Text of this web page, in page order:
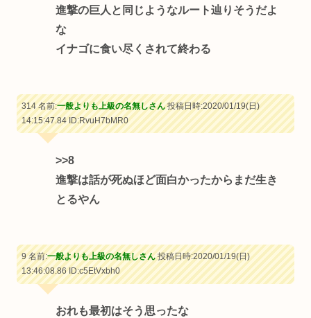
進撃の巨人と同じようなルート辿りそうだよ
な
イナゴに食い尽くされて終わる
314 名前:一般よりも上級の名無しさん投稿日時:2020/01/19(日)
14:15:47.84ID:RvuH7bMR0
>>8
進撃は話が死ぬほど面白かったからまだ生き
とるやん
9 名前:一般よりも上級の名無しさん投稿日時:2020/01/19(日)
13:46:08.86ID:c5EtVxbh0
おれも最初はそう思ったな